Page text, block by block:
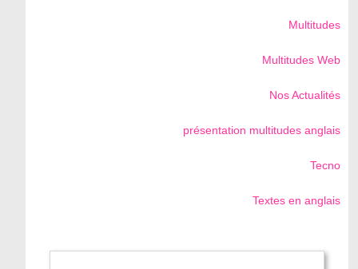
Multitudes
Multitudes Web
Nos Actualités
présentation multitudes anglais
Tecno
Textes en anglais